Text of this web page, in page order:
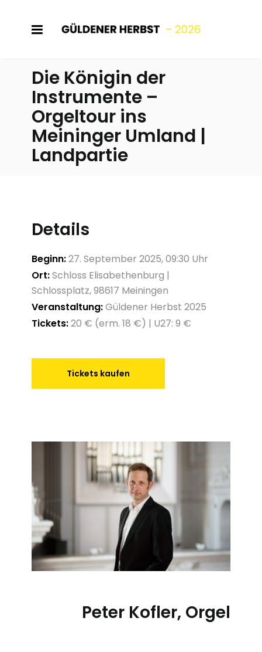
Die Königin der
Instrumente –
Orgeltour ins
Meininger Umland |
Landpartie
Details
Beginn:27. September 2025, 09:30 Uhr
Ort:Schloss Elisabethenburg |
Schlossplatz, 98617 Meiningen
Veranstaltung:Güldener Herbst 2025
Tickets:20 € (erm. 18 €) | U27: 9 €
Tickets kaufen
Peter Kofler, Orgel